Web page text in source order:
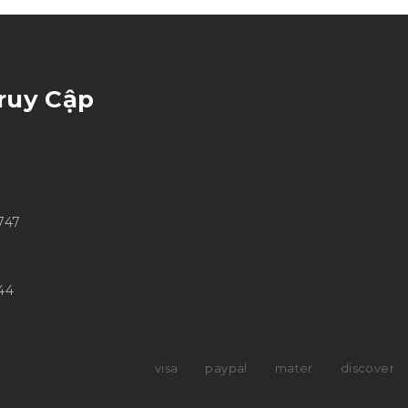
Cập
visa paypal mater discover